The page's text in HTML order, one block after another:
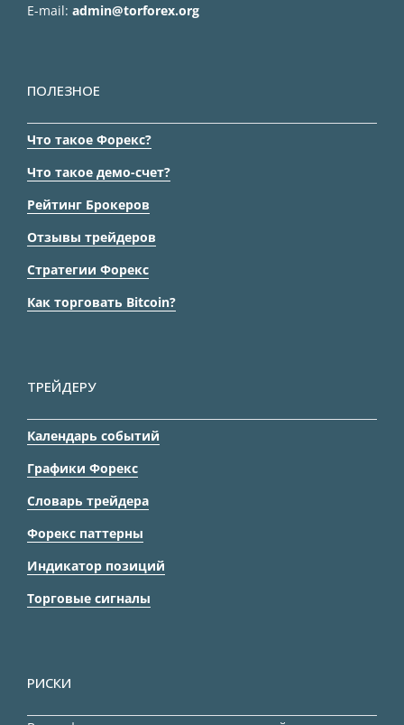
E-mail: admin@torforex.org
ПОЛЕЗНОЕ
Что такое Форекс?
Что такое демо-счет?
Рейтинг Брокеров
Отзывы трейдеров
Стратегии Форекс
Как торговать Bitcoin?
ТРЕЙДЕРУ
Календарь событий
Графики Форекс
Словарь трейдера
Форекс паттерны
Индикатор позиций
Торговые сигналы
РИСКИ